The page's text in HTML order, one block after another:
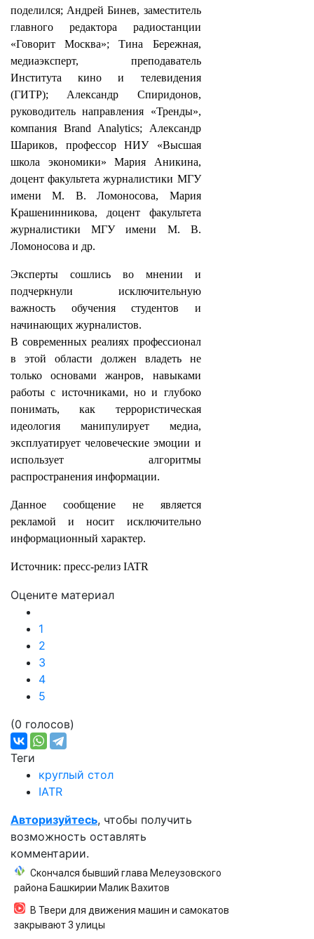
поделился; Андрей Бинев, заместитель
главного редактора радиостанции
«Говорит Москва»; Тина Бережная,
медиаэксперт, преподаватель
Института кино и телевидения
(ГИТР); Александр Спиридонов,
руководитель направления «Тренды»,
компания Brand Analytics; Александр
Шариков, профессор НИУ «Высшая
школа экономики» Мария Аникина,
доцент факультета журналистики МГУ
имени М. В. Ломоносова, Мария
Крашенинникова, доцент факультета
журналистики МГУ имени М. В.
Ломоносова и др.
Эксперты сошлись во мнении и
подчеркнули исключительную
важность обучения студентов и
начинающих журналистов.
В современных реалиях профессионал
в этой области должен владеть не
только основами жанров, навыками
работы с источниками, но и глубоко
понимать, как террористическая
идеология манипулирует медиа,
эксплуатирует человеческие эмоции и
использует алгоритмы
распространения информации.
Данное сообщение не является
рекламой и носит исключительно
информационный характер.
Источник: пресс-релиз IATR
Оцените материал
1
2
3
4
5
(0 голосов)
Теги
круглый стол
IATR
Авторизуйтесь, чтобы получить
возможность оставлять
комментарии.
Скончался бывший глава Мелеузовского
района Башкирии Малик Вахитов
В Твери для движения машин и самокатов
закрывают 3 улицы